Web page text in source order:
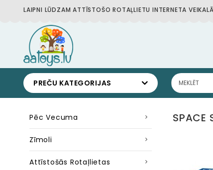
LAIPNI LŪDZAM ATTĪSTOŠO ROTAĻLIETU INTERNETA VEIKALĀ
PREČU KATEGORIJAS
Pēc Vecuma
Zīmoli
Attīstošās Rotaļlietas
SPACE